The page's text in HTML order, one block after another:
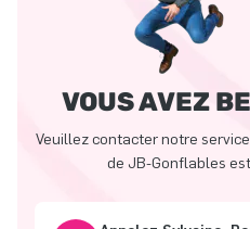
VOUS AVEZ
Veuillez contacter notre
de JB-Gonflables